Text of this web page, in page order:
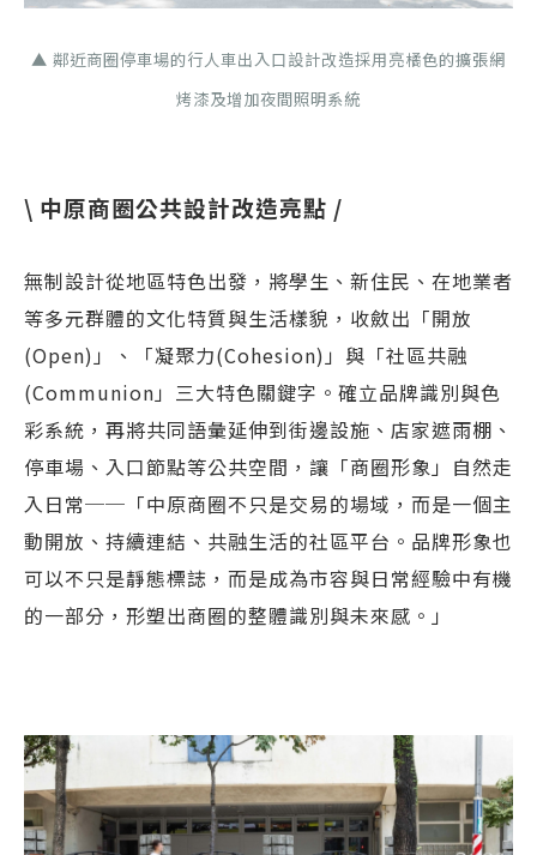
▲ 鄰近商圈停車場的行人車出入口設計改造採用亮橘色的擴張網
烤漆及增加夜間照明系統
\ 中原商圈公共設計改造亮點 /
無制設計從地區特色出發，將學生、新住民、在地業者
等多元群體的文化特質與生活樣貌，收斂出「開放
(Open)」、「凝聚力(Cohesion)」與「社區共融
(Communion」三大特色關鍵字。確立品牌識別與色
彩系統，再將共同語彙延伸到街邊設施、店家遮雨棚、
停車場、入口節點等公共空間，讓「商圈形象」自然走
入日常──「中原商圈不只是交易的場域，而是一個主
動開放、持續連結、共融生活的社區平台。品牌形象也
可以不只是靜態標誌，而是成為市容與日常經驗中有機
的一部分，形塑出商圈的整體識別與未來感。」